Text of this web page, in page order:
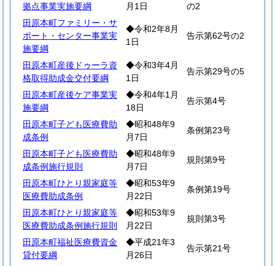
拠点事業実施要綱
月1日
の2
田原本町ファミリー・サ
ポート・センター事業実
施要綱
◆令和2年8月
1日
告示第62号の2
田原本町産後ドゥーラ資
格取得助成金交付要綱
◆令和3年4月
1日
告示第29号の5
田原本町産後ケア事業実
施要綱
◆令和4年1月
18日
告示第4号
田原本町子ども医療費助
成条例
◆昭和48年9
月7日
条例第23号
田原本町子ども医療費助
成条例施行規則
◆昭和48年9
月7日
規則第9号
田原本町ひとり親家庭等
医療費助成条例
◆昭和53年9
月22日
条例第19号
田原本町ひとり親家庭等
医療費助成条例施行規則
◆昭和53年9
月22日
規則第3号
田原本町福祉医療費資金
貸付要綱
◆平成21年3
月26日
告示第21号